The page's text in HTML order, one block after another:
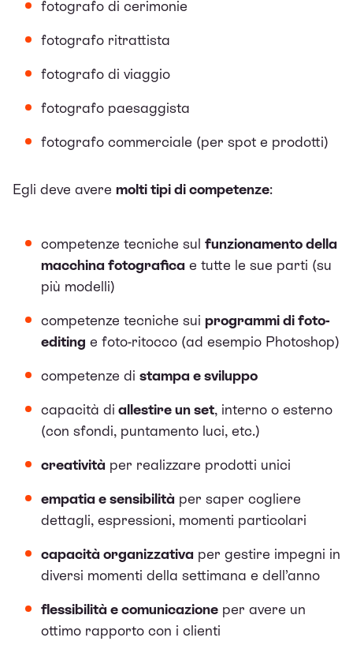
fotografo di cerimonie
fotografo ritrattista
fotografo di viaggio
fotografo paesaggista
fotografo commerciale (per spot e prodotti)
Egli deve avere molti tipi di competenze:
competenze tecniche sul funzionamento della
macchina fotografica e tutte le sue parti (su
più modelli)
competenze tecniche sui programmi di foto-
editing e foto-ritocco (ad esempio Photoshop)
competenze di stampa e sviluppo
capacità di allestire un set, interno o esterno
(con sfondi, puntamento luci, etc.)
creatività per realizzare prodotti unici
empatia e sensibilità per saper cogliere
dettagli, espressioni, momenti particolari
capacità organizzativa per gestire impegni in
diversi momenti della settimana e dell’anno
flessibilità e comunicazione per avere un
ottimo rapporto con i clienti